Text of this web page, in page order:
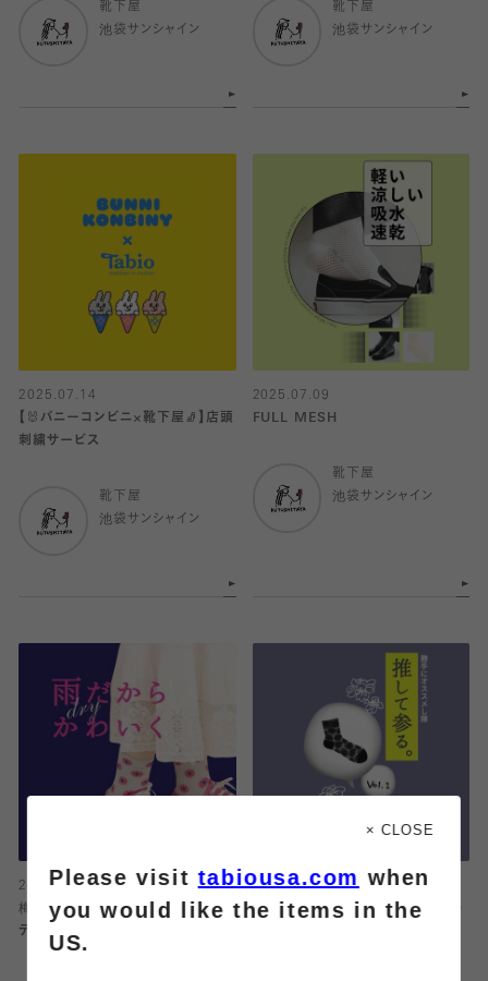
靴下屋
池袋サンシャイン
靴下屋
池袋サンシャイン
2025.07.14
【🐰バニーコンビニ×靴下屋🧦】店頭
刺繍サービス
靴下屋
池袋サンシャイン
2025.07.09
FULL MESH
靴下屋
池袋サンシャイン
2025.07.06
梅雨の時期にオススメ☔️DRYなアイ
テムたち
2025.06.21
【推して参る】vol.1🥷チュール牡丹
× CLOSE
Please visittabiousa.com when
you would like the items in the
US.